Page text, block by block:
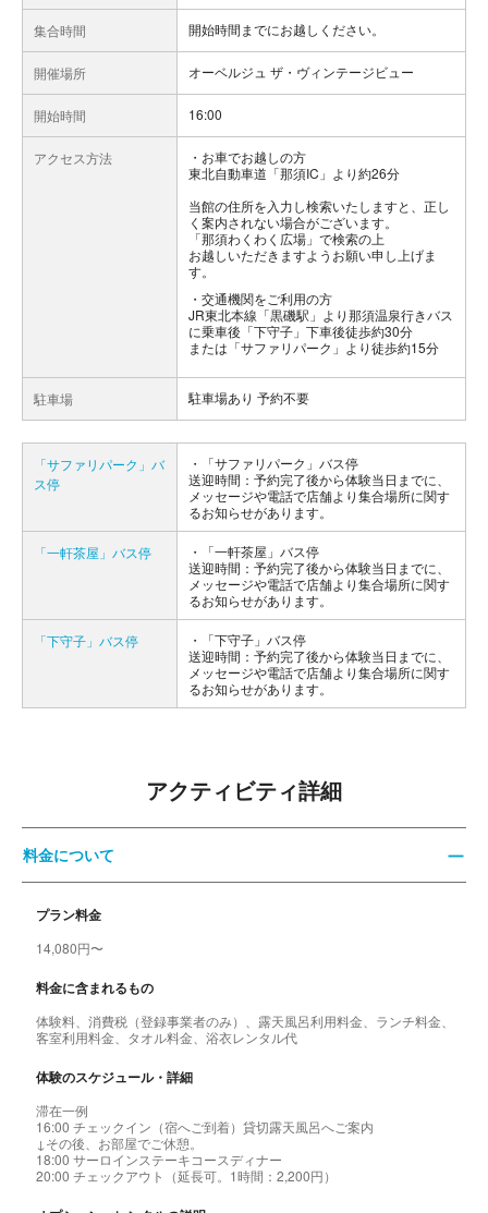
集合時間 開始時間までにお越しください。
開催場所 オーベルジュ ザ・ヴィンテージビュー
開始時間 16:00
アクセス方法
お車でお越しの方
東北自動車道「那須IC」より約26分
当館の住所を入力し検索いたしますと、正し
く案内されない場合がございます。
「那須わくわく広場」で検索の上
お越しいただきますようお願い申し上げま
す。
交通機関をご利用の方
JR東北本線「黒磯駅」より那須温泉行きバス
に乗車後「下守子」下車後徒歩約30分
または「サファリパーク」より徒歩約15分
駐車場 駐車場あり 予約不要
「サファリパーク」バ
ス停
「サファリパーク」バス停
送迎時間：予約完了後から体験当日までに、
メッセージや電話で店舗より集合場所に関す
るお知らせがあります。
「一軒茶屋」バス停
「一軒茶屋」バス停
送迎時間：予約完了後から体験当日までに、
メッセージや電話で店舗より集合場所に関す
るお知らせがあります。
「下守子」バス停
「下守子」バス停
送迎時間：予約完了後から体験当日までに、
メッセージや電話で店舗より集合場所に関す
るお知らせがあります。
アクティビティ詳細
料金について
プラン料金
14,080円〜
料金に含まれるもの
体験料、消費税（登録事業者のみ）、露天風呂利用料金、ランチ料金、
客室利用料金、タオル料金、浴衣レンタル代
体験のスケジュール・詳細
滞在一例
16:00 チェックイン（宿へご到着）貸切露天風呂へご案内
↓その後、お部屋でご休憩。
18:00 サーロインステーキコースディナー
20:00 チェックアウト（延長可。1時間：2,200円）